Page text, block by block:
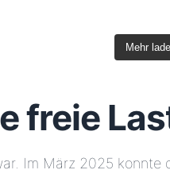
Mehr
freie
Im März 2025